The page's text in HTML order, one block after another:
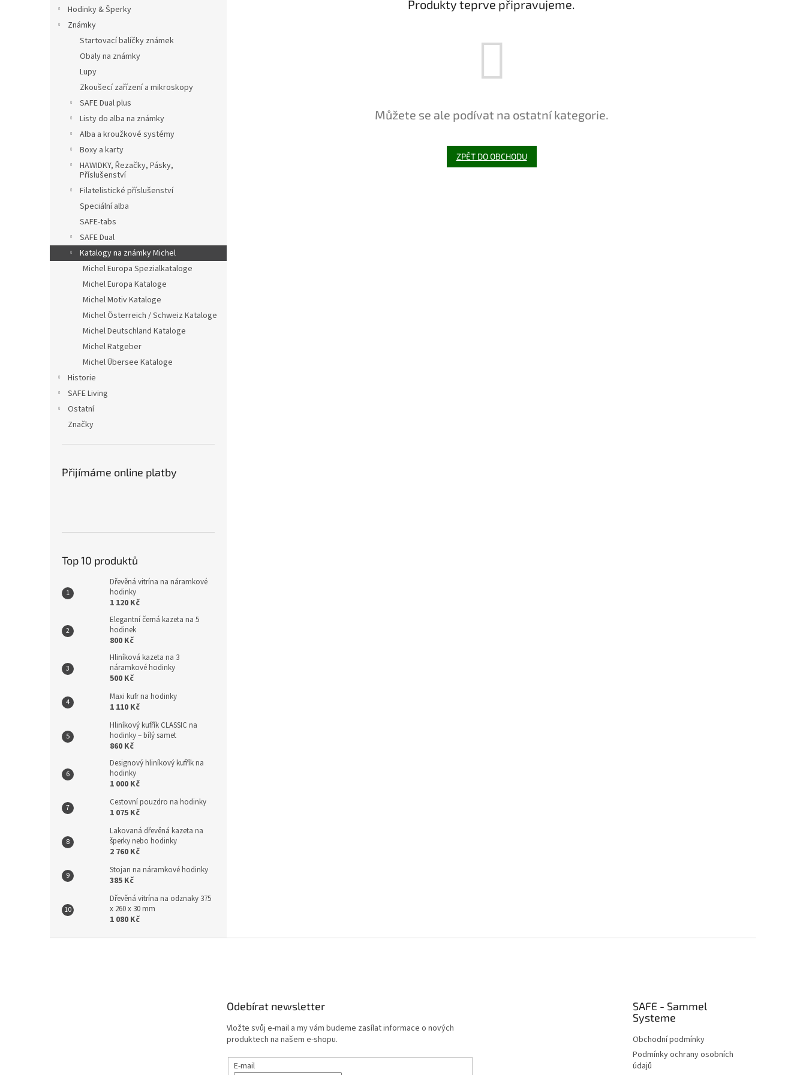
Hodinky & Šperky
Známky
Startovací balíčky známek
Obaly na známky
Lupy
Zkoušecí zařízení a mikroskopy
SAFE Dual plus
Listy do alba na známky
Alba a kroužkové systémy
Boxy a karty
HAWIDKY, Řezačky, Pásky,
Příslušenství
Filatelistické příslušenství
Speciální alba
SAFE-tabs
SAFE Dual
Katalogy na známky Michel
Michel Europa Spezialkataloge
Michel Europa Kataloge
Michel Motiv Kataloge
Michel Österreich / Schweiz Kataloge
Michel Deutschland Kataloge
Michel Ratgeber
Michel Übersee Kataloge
Historie
SAFE Living
Ostatní
Značky
Přijímáme online platby
Top 10 produktů
Dřevěná vitrína na náramkové
hodinky
1 120 Kč
Elegantní černá kazeta na 5
hodinek
800 Kč
Hliníková kazeta na 3
náramkové hodinky
500 Kč
Maxi kufr na hodinky
1 110 Kč
Hliníkový kufřík CLASSIC na
hodinky – bílý samet
860 Kč
Designový hliníkový kufřík na
hodinky
1 000 Kč
Cestovní pouzdro na hodinky
1 075 Kč
Lakovaná dřevěná kazeta na
šperky nebo hodinky
2 760 Kč
Stojan na náramkové hodinky
385 Kč
Dřevěná vitrína na odznaky 375
x 260 x 30 mm
1 080 Kč
Produkty teprve připravujeme.
Můžete se ale podívat na ostatní kategorie.
ZPĚT DO OBCHODU
Odebírat newsletter
Vložte svůj e-mail a my vám budeme zasílat informace o nových
produktech na našem e-shopu.
E-mail
SAFE - Sammel
Systeme
Obchodní podmínky
Podmínky ochrany osobních
údajů